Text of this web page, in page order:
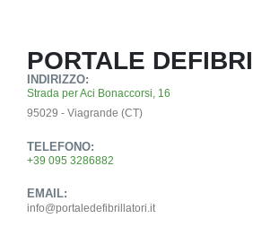
PORTALE
INDIRIZZO:
Strada per Aci Bonaccorsi, 16
95029 - Viagrande (CT)
TELEFONO:
+39 095 3286882
EMAIL:
info@portaledefibrillatori.it